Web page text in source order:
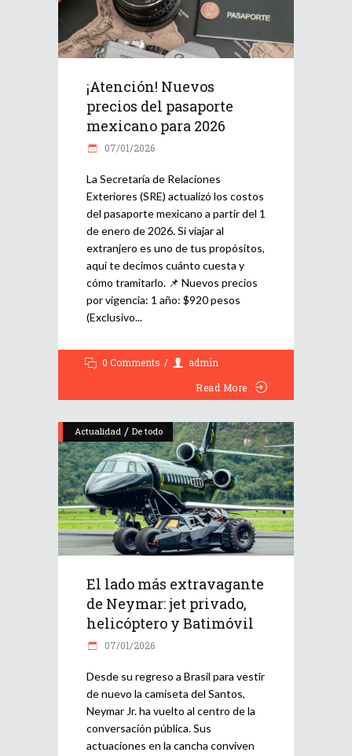
¡Atención! Nuevos
precios del pasaporte
mexicano para 2026
07/01/2026
La Secretaría de Relaciones
Exteriores (SRE) actualizó los costos
del pasaporte mexicano a partir del 1
de enero de 2026. Si viajar al
extranjero es uno de tus propósitos,
aquí te decimos cuánto cuesta y
cómo tramitarlo. 📌 Nuevos precios
por vigencia: 1 año: $920 pesos
(Exclusivo
0 Comments
admin
Read More
Actualidad / De todo
El lado más extravagante
de Neymar: jet privado,
helicóptero y Batimóvil
07/01/2026
Desde su regreso a Brasil para vestir
de nuevo la camiseta del Santos,
Neymar Jr. ha vuelto al centro de la
conversación pública. Sus
actuaciones en la cancha conviven